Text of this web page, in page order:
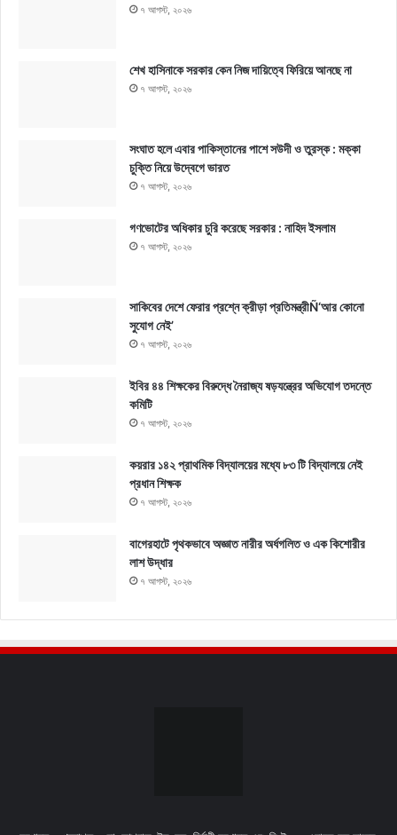
৭ আগস্ট, ২০২৬
শেখ হাসিনাকে সরকার কেন নিজ দায়িত্বে ফিরিয়ে আনছে না
৭ আগস্ট, ২০২৬
সংঘাত হলে এবার পাকিস্তানের পাশে সউদী ও তুরস্ক : মক্কা
চুক্তি নিয়ে উদ্বেগে ভারত
৭ আগস্ট, ২০২৬
গণভোটের অধিকার চুরি করেছে সরকার : নাহিদ ইসলাম
৭ আগস্ট, ২০২৬
সাকিবের দেশে ফেরার প্রশ্নে ক্রীড়া প্রতিমন্ত্রীÑ‘আর কোনো
সুযোগ নেই’
৭ আগস্ট, ২০২৬
ইবির ৪৪ শিক্ষকের বিরুদ্ধে নৈরাজ্য ষড়যন্ত্রের অভিযোগ তদন্তে
কমিটি
৭ আগস্ট, ২০২৬
কয়রার ১৪২ প্রাথমিক বিদ্যালয়ের মধ্যে ৮৩ টি বিদ্যালয়ে নেই
প্রধান শিক্ষক
৭ আগস্ট, ২০২৬
বাগেরহাটে পৃথকভাবে অজ্ঞাত নারীর অর্ধগলিত ও এক কিশোরীর
লাশ উদ্ধার
৭ আগস্ট, ২০২৬